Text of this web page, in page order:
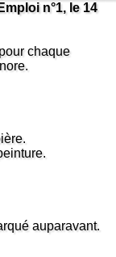
n°1, le 14
chaque
auparavant.